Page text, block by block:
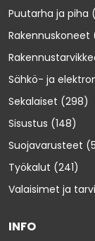
Puutarha ja piha
Rakennuskoneet
Sähkö- ja
Sekalaiset (298)
Sisustus (148)
Suojavarusteet
Työkalut (241)
Valaisimet ja
INFO